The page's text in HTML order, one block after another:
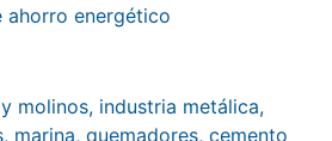
ahorro energético​​
molinos, industria metálica,
marina, quemadores, cemento